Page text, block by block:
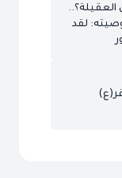
العقيلة؟..
لقد